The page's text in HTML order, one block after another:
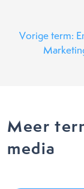
Vorige term:
Meer
media